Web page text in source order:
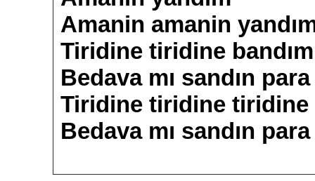
Amanin amanin
Tiridine tiridine bandım
Bedava mı sandın
Tiridine tiridine tiridine
Bedava mı sandın